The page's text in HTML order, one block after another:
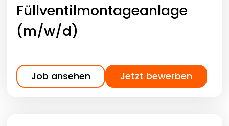
Füllventilmontageanlage
(m/w/d)
Job ansehen Jetzt bewerben